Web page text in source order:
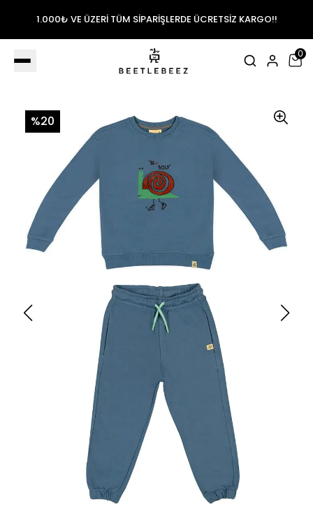
1.000₺ VE ÜZERİ TÜM SİPARİŞLERDE ÜCRETSİZ KARGO!!
0
%20